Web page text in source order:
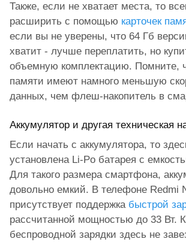
Также, если не хватает места, то
расширить с помощью карточек
если вы не уверены, что 64 Гб
хватит - лучше переплатить, но
объемную комплектацию. Помните,
памяти имеют намного меньшую
данных, чем флеш-накопитель в
Аккумулятор и другая техническая
Если начать с аккумулятора, то
установлена Li-Po батарея с
Для такого размера смартфона,
довольно емкий. В телефоне Redmi
присутствует поддержка быстрой
рассчитанной мощностью до 33 Вт.
беспроводной зарядки здесь не